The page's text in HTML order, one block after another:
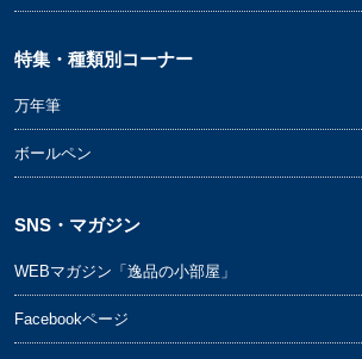
特集・種類別コーナー
万年筆
ボールペン
SNS・マガジン
WEBマガジン「逸品の小部屋」
Facebookページ